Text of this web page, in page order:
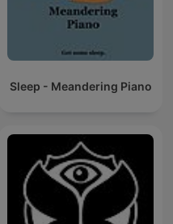
Sleep - Meandering Piano